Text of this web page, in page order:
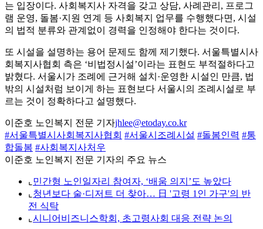
는 입장이다. 사회복지사 자격을 갖고 상담, 사례관리, 프로그
램 운영, 돌봄·지원 연계 등 사회복지 업무를 수행했다면, 시설
의 법적 분류와 관계없이 경력을 인정해야 한다는 것이다.
또 시설을 설명하는 용어 문제도 함께 제기했다. 서울특별시사
회복지사협회 측은 ‘비법정시설’이라는 표현도 부적절하다고
밝혔다. 서울시가 조례에 근거해 설치·운영한 시설인 만큼, 법
밖의 시설처럼 보이게 하는 표현보다 서울시의 조례시설로 부
르는 것이 정확하다고 설명했다.
이준호 노인복지 전문 기자jhlee@etoday.co.kr
#서울특별시사회복지사협회 #서울시조례시설 #돌봄인력 #통
합돌봄 #사회복지사처우
이준호 노인복지 전문 기자의 주요 뉴스
⌞ 민간형 노인일자리 참여자, ‘배움 의지’도 높았다
⌞ 청년보다 술·디저트 더 찾아… 日 '고령 1인 가구'의 반
전 식탁
⌞ 시니어비즈니스학회, 초고령사회 대응 전략 논의